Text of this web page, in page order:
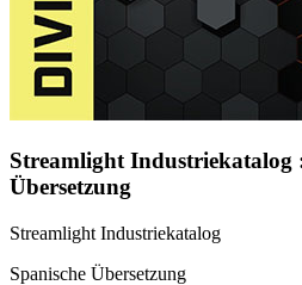
Streamlight Industriekatalog
Übersetzung
Streamlight Industriekatalog
Spanische Übersetzung